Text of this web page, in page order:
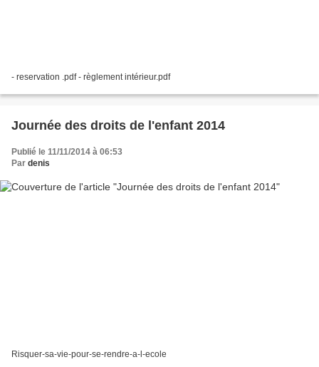
- reservation .pdf - règlement intérieur.pdf
Journée des droits de l'enfant 2014
Publié le 11/11/2014 à 06:53
Par denis
Risquer-sa-vie-pour-se-rendre-a-l-ecole